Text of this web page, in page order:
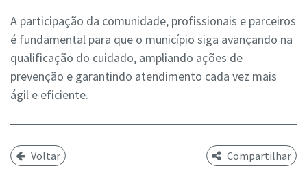
A participação da comunidade, profissionais e parceiros
é fundamental para que o município siga avançando na
qualificação do cuidado, ampliando ações de
prevenção e garantindo atendimento cada vez mais
ágil e eficiente.
Voltar Compartilhar